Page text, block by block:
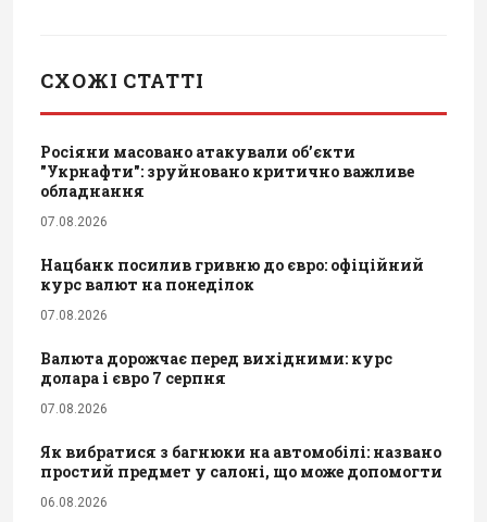
СХОЖІ СТАТТІ
Росіяни масовано атакували обʼєкти
"Укрнафти": зруйновано критично важливе
обладнання
07.08.2026
Нацбанк посилив гривню до євро: офіційний
курс валют на понеділок
07.08.2026
Валюта дорожчає перед вихідними: курс
долара і євро 7 серпня
07.08.2026
Як вибратися з багнюки на автомобілі: названо
простий предмет у салоні, що може допомогти
06.08.2026